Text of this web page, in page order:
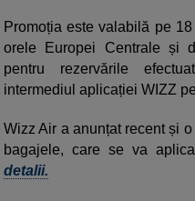
Promoția este valabilă pe
orele Europei Centrale și
pentru rezervările
intermediul aplicației WIZZ
Wizz Air a anunțat recent și
bagajele, care se va
detalii.